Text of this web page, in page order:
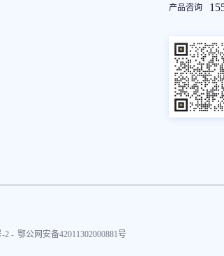
产品咨询
-2 - 鄂公网安备42011302000881号